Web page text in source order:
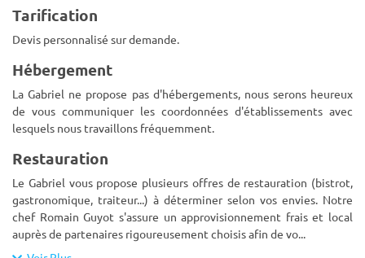
Tarification
Devis personnalisé sur demande.
Hébergement
La Gabriel ne propose pas d'hébergements, nous serons heureux
de vous communiquer les coordonnées d'établissements avec
lesquels nous travaillons fréquemment.
Restauration
Le Gabriel vous propose plusieurs offres de restauration (bistrot,
gastronomique, traiteur...) à déterminer selon vos envies. Notre
chef Romain Guyot s'assure un approvisionnement frais et local
auprès de partenaires rigoureusement choisis afin de vo...